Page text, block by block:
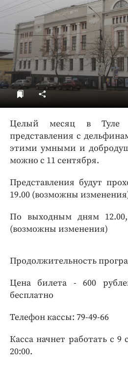
ДоброЦентр
Голодный шпион
Целый месяц в Туле
представления с
этими умными и
можно с 11 сентября.
Представления будут
19.00 (возможны
По выходным дням 12.00,
(возможны изменения)
Продолжительность
Цена билета - 600
бесплатно
Телефон кассы: 79-49-66
Касса начнет работать с 9
20:00.